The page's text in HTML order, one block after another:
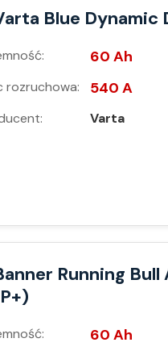
Blue Dynamic
60 Ah
rozruchowa: 540 A
Varta
Running
60 Ah